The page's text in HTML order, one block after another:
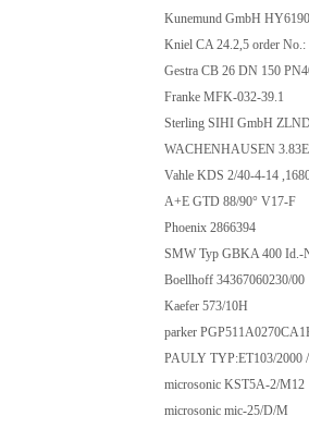
Kunemund GmbH
Kniel CA 24.2,5 order No.:
Gestra CB 26 DN 150
Franke MFK-032-39.1
Sterling SIHI GmbH
WACHENHAUSEN
Vahle KDS 2/40-4-14
A+E GTD 88/90° V17-F
Phoenix 2866394
SMW Typ GBKA 400 Id.-
Boellhoff 34367060230/00
Kaefer 573/10H
parker
PAULY TYP:ET103/2000
microsonic KST5A-2/M12
microsonic mic-25/D/M